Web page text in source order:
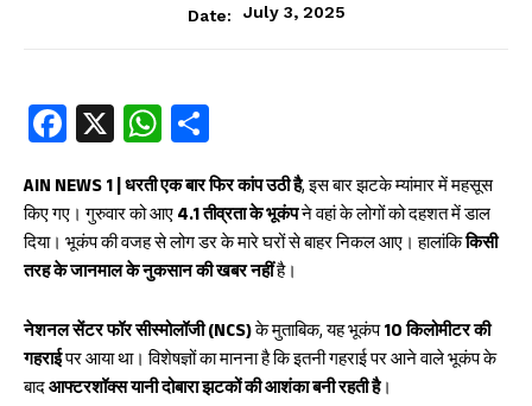
Date:
July 3, 2025
Fa
ce
b
oo
k
X W
ha
ts
A
p
p
ha
re
AIN NEWS 1 | धरती एक बार फिर कांप उठी है, इस बार झटके म्यांमार में महसूस
किए गए। गुरुवार को आए4.1 तीव्रता के भूकंपने वहां के लोगों को दहशत में डाल
दिया। भूकंप की वजह से लोग डर के मारे घरों से बाहर निकल आए। हालांकिकिसी
तरह के जानमाल के नुकसान की खबर नहींहै।
नेशनल सेंटर फॉर सीस्मोलॉजी (NCS)के मुताबिक, यह भूकंप10 किलोमीटर की
गहराईपर आया था। विशेषज्ञों का मानना है कि इतनी गहराई पर आने वाले भूकंप के
बादआफ्टरशॉक्स यानी दोबारा झटकों की आशंका बनी रहती है।